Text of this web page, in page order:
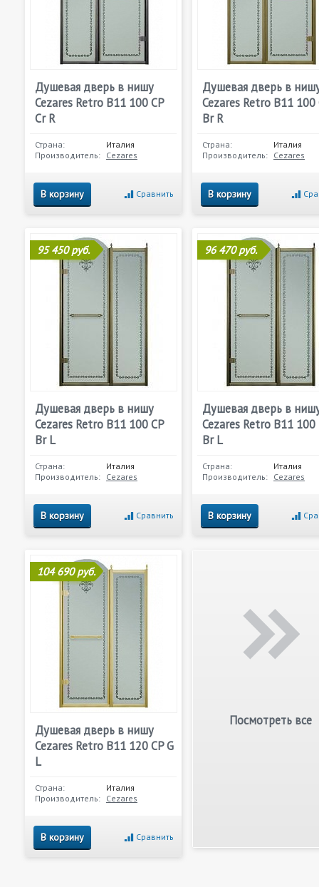
Душевая дверь в нишу
Cezares Retro B11 100 CP
Cr R
Страна:
Италия
Производитель: Cezares
В корзину Сравнить
Душевая дверь в
Cezares Retro B11 100
Br R
Страна:
Италия
Производитель: Cezares
В корзину
95 450 руб.
Душевая дверь в нишу
Cezares Retro B11 100 CP
Br L
Страна:
Италия
Производитель: Cezares
В корзину Сравнить
96 470 руб.
Душевая дверь в
Cezares Retro B11 100
Br L
Страна:
Италия
Производитель: Cezares
В корзину
104 690 руб.
Душевая дверь в нишу
Cezares Retro B11 120 CP G
L
Страна:
Италия
Производитель: Cezares
В корзину Сравнить
Посмотреть все